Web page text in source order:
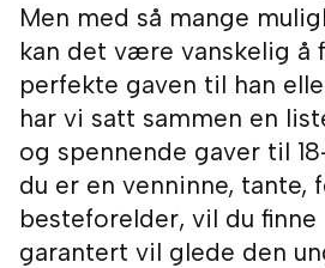
Men med så mange
kan det være vanskelig å
perfekte gaven til han
har vi satt sammen en
og spennende gaver til
du er en venninne, tante,
besteforelder, vil du finne
garantert vil glede den